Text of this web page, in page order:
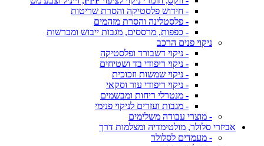
- חידוש פלסטיקה והסרת שריטות
- פלסטלינה והסרת מזהמים
- כפפות, מרססים, מגבות ייבוש ומברשות
ניקוי פנים הרכב
- ניקוי דשבורד ופלסטיקה
- ניקוי ריפודי בד ושטיחים
- ניקוי שמשות וזכוכית
- ניקוי ריפודי עור וסקאי
- מנטרלי ריחות ומבשמים
- מגבות ועזרים לניקוי פנימי
- מוצרי עבודה משלימים
אביזרי סלולר, מולטימדיה ומצלמות דרך
- מעמדים לסלולר